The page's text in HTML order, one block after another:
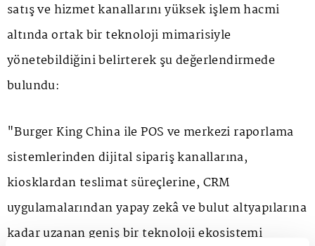
satış ve hizmet kanallarını yüksek işlem hacmi
altında ortak bir teknoloji mimarisiyle
yönetebildiğini belirterek şu değerlendirmede
bulundu:
"Burger King China ile POS ve merkezi raporlama
sistemlerinden dijital sipariş kanallarına,
kiosklardan teslimat süreçlerine, CRM
uygulamalarından yapay zekâ ve bulut altyapılarına
kadar uzanan geniş bir teknoloji ekosistemi